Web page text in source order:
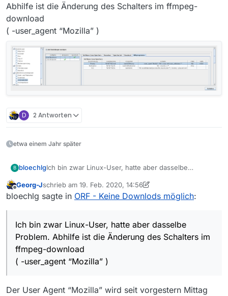
Abhilfe ist die Änderung des Schalters im ffmpeg-
download
( -user_agent “Mozilla” )
D 2 Antworten
etwa einem Jahr später
B bloechlgIch bin zwar Linux-User, hatte aber dasselbe
ffmpeg-download
( -user_agent “Mozilla” )
Offline
Georg-Jschrieb am 19. Feb. 2020, 14:56
zuletzt editiert von Georg-J
bloechlg sagte in ORF - Keine Downlods möglich:
Ich bin zwar Linux-User, hatte aber dasselbe
Problem. Abhilfe ist die Änderung des Schalters im
ffmpeg-download
( -user_agent “Mozilla” )
Der User Agent “Mozilla” wird seit vorgestern Mittag